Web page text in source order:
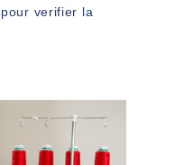
verifier la